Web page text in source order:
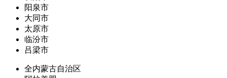
阳泉市
大同市
太原市
临汾市
吕梁市
全内蒙古自治区